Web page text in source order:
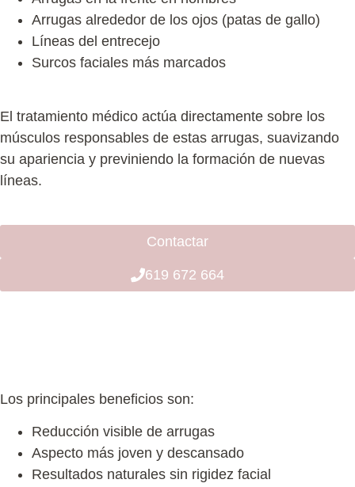
Arrugas alrededor de los ojos (patas de gallo)
Líneas del entrecejo
Surcos faciales más marcados
El tratamiento médico actúa directamente sobre los
músculos responsables de estas arrugas, suavizando
su apariencia y previniendo la formación de nuevas
líneas.
Contactar
619 672 664
Los principales beneficios son:
Reducción visible de arrugas
Aspecto más joven y descansado
Resultados naturales sin rigidez facial